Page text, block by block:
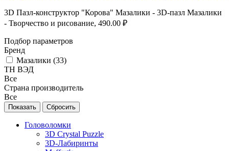
3D Пазл-конструктор "Корова" Мазалики - 3D-пазл Мазалики
- Творчество и рисование, 490.00 ₽
Подбор параметров
Бренд
Мазалики (33)
ТН ВЭД
Все
Страна производитель
Все
Головоломки
3D Crystal Puzzle
3D-Лабиринты